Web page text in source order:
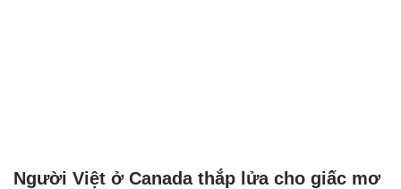
Người Việt ở Canada thắp lửa cho giấc mơ